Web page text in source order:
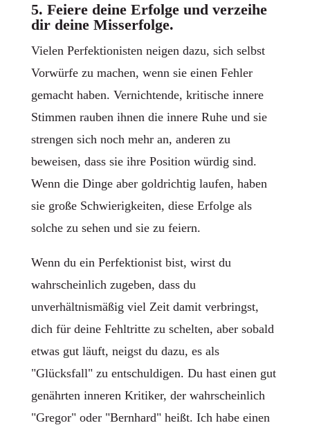
5. Feiere deine Erfolge und verzeihe
dir deine Misserfolge.
Vielen Perfektionisten neigen dazu, sich selbst
Vorwürfe zu machen, wenn sie einen Fehler
gemacht haben. Vernichtende, kritische innere
Stimmen rauben ihnen die innere Ruhe und sie
strengen sich noch mehr an, anderen zu
beweisen, dass sie ihre Position würdig sind.
Wenn die Dinge aber goldrichtig laufen, haben
sie große Schwierigkeiten, diese Erfolge als
solche zu sehen und sie zu feiern.
Wenn du ein Perfektionist bist, wirst du
wahrscheinlich zugeben, dass du
unverhältnismäßig viel Zeit damit verbringst,
dich für deine Fehltritte zu schelten, aber sobald
etwas gut läuft, neigst du dazu, es als
"Glücksfall" zu entschuldigen. Du hast einen gut
genährten inneren Kritiker, der wahrscheinlich
"Gregor" oder "Bernhard" heißt. Ich habe einen